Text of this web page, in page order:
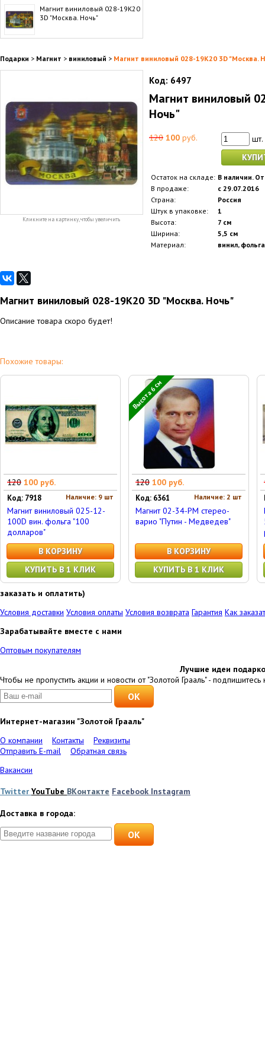
Магнит виниловый 028-19K20
3D "Москва. Ночь"
Подарки > Магнит > виниловый > Магнит виниловый 028-19K20 3D "Москва.
Кликните на картинку, чтобы увеличить
Код: 6497
Магнит виниловый
Ночь"
120 100 руб.
шт.
Остаток на складе: В наличии.
В продаже:
с 29.07.2016
Страна:
Россия
Штук в упаковке:
1
Высота:
7 см
Ширина:
5,5 см
Материал:
винил, фольга
Магнит виниловый 028-19K20 3D "Москва. Ночь"
Описание товара скоро будет!
Похожие товары:
120 100 руб.
Наличие: 9 шт
Код: 7918
Магнит виниловый 025-12-
100D вин. фольга "100
долларов"
В КОРЗИНУ
КУПИТЬ В 1 КЛИК
Высота 6 см
120 100 руб.
Наличие: 2 шт
Код: 6361
Магнит 02-34-PM стерео-
варио "Путин - Медведев"
В КОРЗИНУ
КУПИТЬ В 1 КЛИК
заказать и оплатить)
Условия доставки Условия оплаты Условия возврата Гарантия Как
Зарабатывайте вместе с нами
Оптовым покупателям
Лучшие идеи
Чтобы не пропустить акции и новости от "Золотой Грааль" - подпишитесь
Интернет-магазин "Золотой Грааль"
О компании
Контакты
Реквизиты
Отправить E-mail
Обратная связь
Вакансии
Twitter YouTube ВКонтакте Facebook Instagram
Доставка в города:
OK